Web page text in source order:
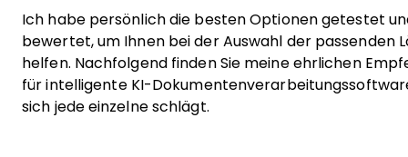
Ich habe persönlich die besten Optionen getestet
bewertet, um Ihnen bei der Auswahl der passenden
helfen. Nachfolgend finden Sie meine ehrlichen
für intelligente KI-
sich jede einzelne schlägt.